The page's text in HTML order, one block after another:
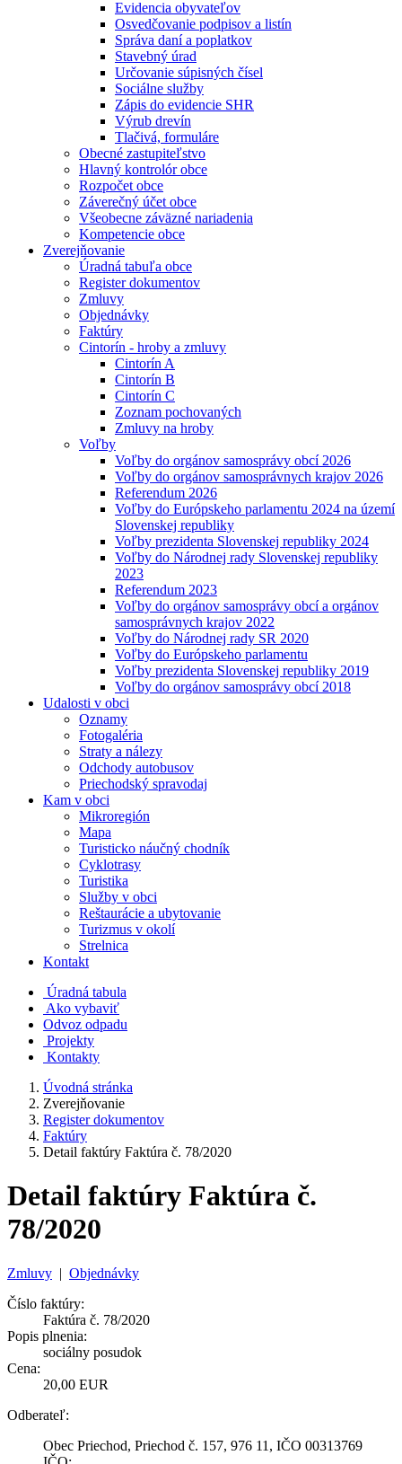
Evidencia obyvateľov
Osvedčovanie podpisov a listín
Správa daní a poplatkov
Stavebný úrad
Určovanie súpisných čísel
Sociálne služby
Zápis do evidencie SHR
Výrub drevín
Tlačivá, formuláre
Obecné zastupiteľstvo
Hlavný kontrolór obce
Rozpočet obce
Záverečný účet obce
Všeobecne záväzné nariadenia
Kompetencie obce
Zverejňovanie
Úradná tabuľa obce
Register dokumentov
Zmluvy
Objednávky
Faktúry
Cintorín - hroby a zmluvy
Cintorín A
Cintorín B
Cintorín C
Zoznam pochovaných
Zmluvy na hroby
Voľby
Voľby do orgánov samosprávy obcí 2026
Voľby do orgánov samosprávnych krajov 2026
Referendum 2026
Voľby do Európskeho parlamentu 2024 na území
Slovenskej republiky
Voľby prezidenta Slovenskej republiky 2024
Voľby do Národnej rady Slovenskej republiky
2023
Referendum 2023
Voľby do orgánov samosprávy obcí a orgánov
samosprávnych krajov 2022
Voľby do Národnej rady SR 2020
Voľby do Európskeho parlamentu
Voľby prezidenta Slovenskej republiky 2019
Voľby do orgánov samosprávy obcí 2018
Udalosti v obci
Oznamy
Fotogaléria
Straty a nálezy
Odchody autobusov
Priechodský spravodaj
Kam v obci
Mikroregión
Mapa
Turisticko náučný chodník
Cyklotrasy
Turistika
Služby v obci
Reštaurácie a ubytovanie
Turizmus v okolí
Strelnica
Kontakt
Úradná tabula
Ako vybaviť
Odvoz odpadu
Projekty
Kontakty
Úvodná stránka
Zverejňovanie
Register dokumentov
Faktúry
Detail faktúry Faktúra č. 78/2020
Detail faktúry Faktúra č.
78/2020
Zmluvy | Objednávky
Číslo faktúry:
Faktúra č. 78/2020
Popis plnenia:
sociálny posudok
Cena:
20,00 EUR
Odberateľ:
Obec Priechod, Priechod č. 157, 976 11, IČO 00313769